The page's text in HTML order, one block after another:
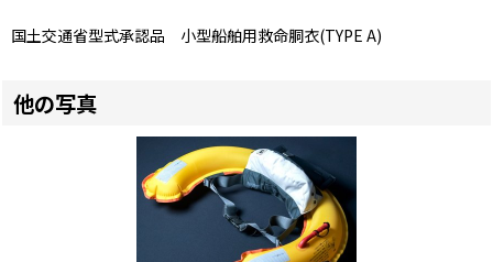
国土交通省型式承認品 小型船舶用救命胴衣(TYPE A)
他の写真